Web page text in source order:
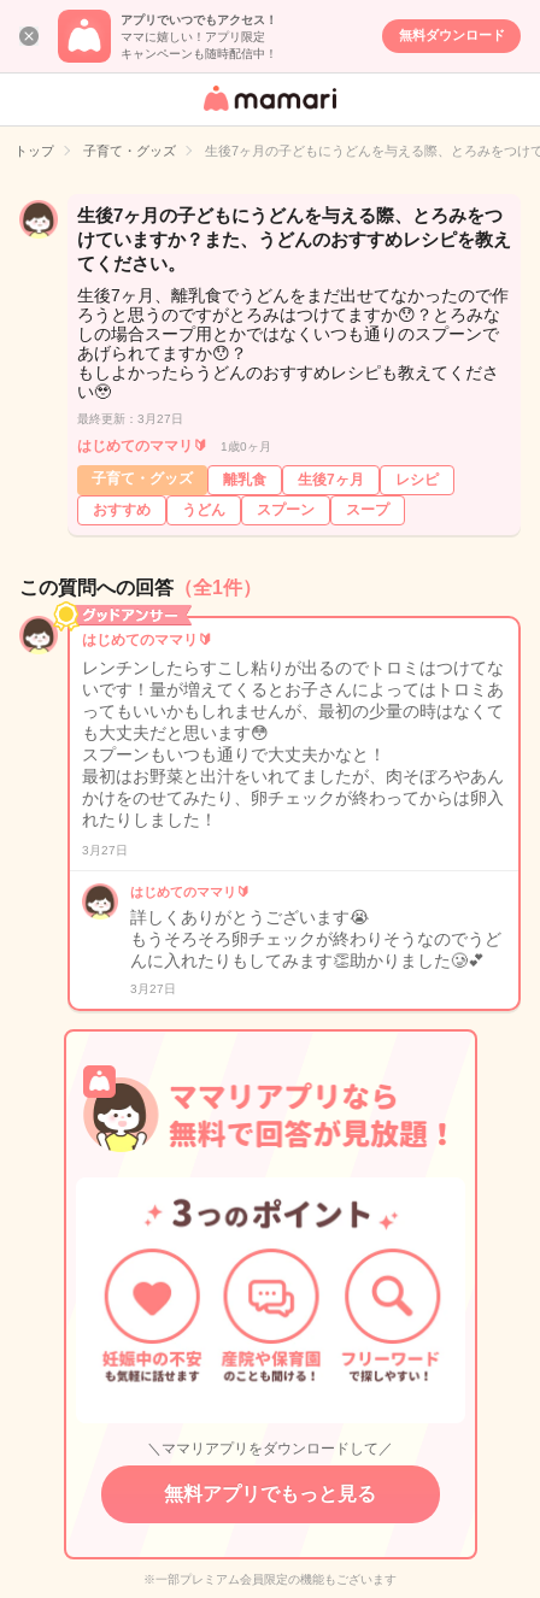
アプリでいつでもアクセス！
ママに嬉しい！アプリ限定
キャンペーンも随時配信中！
無料ダウンロード
女性専用匿名QA
イト
トップ 子育て・グッズ 生後7ヶ月の子どもにうどんを与える際、とろみをつ
生後7ヶ月の子どもにうどんを与える際、とろみをつ
けていますか？また、うどんのおすすめレシピを教え
てください。
生後7ヶ月、離乳食でうどんをまだ出せてなかったので作
ろうと思うのですがとろみはつけてますか😯？とろみな
しの場合スープ用とかではなくいつも通りのスプーンで
あげられてますか😯？
もしよかったらうどんのおすすめレシピも教えてくださ
い🥹
最終更新：3月27日
はじめてのママリ🔰 1歳0ヶ月
子育て・グッズ 離乳食 生後7ヶ月
レシピ
おすすめ
うどん スプーン スープ
この質問への回答 （全1件）
はじめてのママリ🔰
レンチンしたらすこし粘りが出るのでトロミはつけてな
いです！量が増えてくるとお子さんによってはトロミあ
ってもいいかもしれませんが、最初の少量の時はなくて
も大丈夫だと思います😳
スプーンもいつも通りで大丈夫かなと！
最初はお野菜と出汁をいれてましたが、肉そぼろやあん
かけをのせてみたり、卵チェックが終わってからは卵入
れたりしました！
3月27日
はじめてのママリ🔰
詳しくありがとうございます😭
もうそろそろ卵チェックが終わりそうなのでうど
んに入れたりもしてみます👏助かりました🥲💕
3月27日
＼ママリアプリをダウンロードして／
無料アプリでもっと見る
※一部プレミアム会員限定の機能もございます